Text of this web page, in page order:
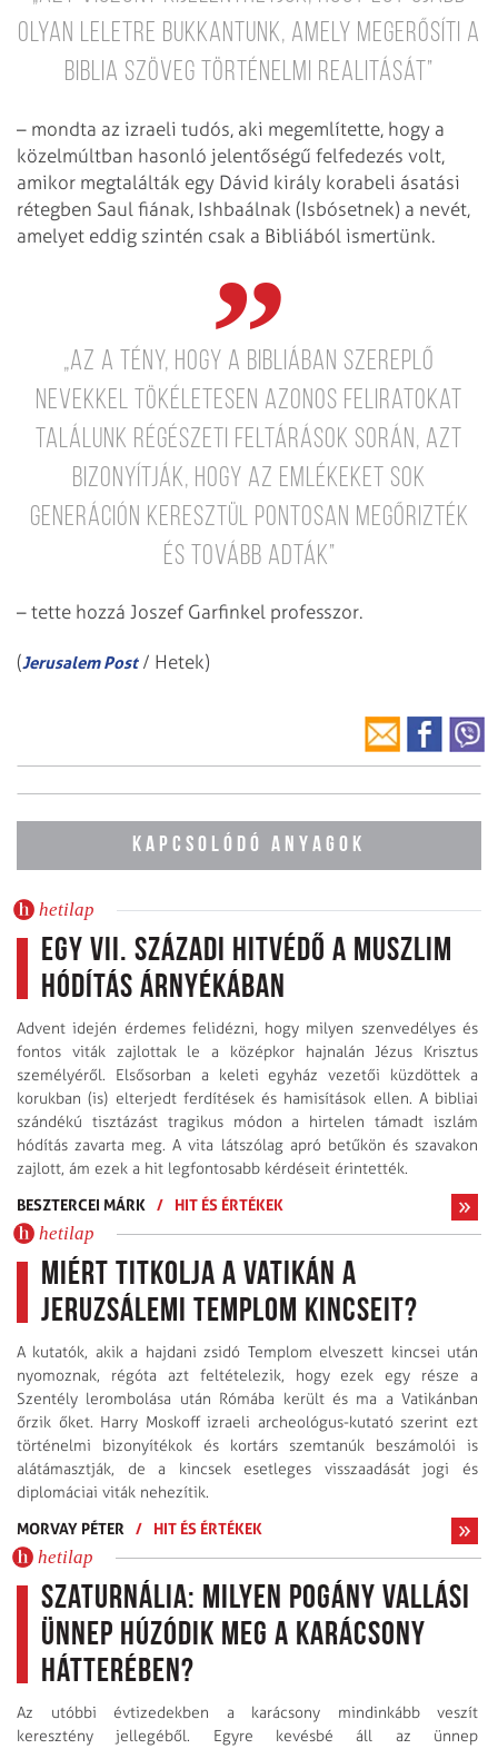
olyan leletre bukkantunk, amely megerősíti a
biblia szöveg történelmi realitását”
– mondta az izraeli tudós, aki megemlítette, hogy a
közelmúltban hasonló jelentőségű felfedezés volt,
amikor megtalálták egy Dávid király korabeli ásatási
rétegben Saul fiának, Ishbaálnak (Isbósetnek) a nevét,
amelyet eddig szintén csak a Bibliából ismertünk.
„Az a tény, hogy a Bibliában szereplő
nevekkel tökéletesen azonos feliratokat
találunk régészeti feltárások során, azt
bizonyítják, hogy az emlékeket sok
generáción keresztül pontosan megőrizték
és tovább adták”
– tette hozzá Joszef Garfinkel professzor.
(Jerusalem Post/ Hetek)
KAPCSOLÓDÓ ANYAGOK
hetilap
Egy VII. századi hitvédő a muszlim
hódítás árnyékában
Advent idején érdemes felidézni, hogy milyen szenvedélyes és
fontos viták zajlottak le a középkor hajnalán Jézus Krisztus
személyéről. Elsősorban a keleti egyház vezetői küzdöttek a
korukban (is) elterjedt ferdítések és hamisítások ellen. A bibliai
szándékú tisztázást tragikus módon a hirtelen támadt iszlám
hódítás zavarta meg. A vita látszólag apró betűkön és szavakon
zajlott, ám ezek a hit legfontosabb kérdéseit érintették.
BESZTERCEI MÁRK
/ HIT ÉS ÉRTÉKEK
hetilap
Miért titkolja a Vatikán a
jeruzsálemi Templom kincseit?
A kutatók, akik a hajdani zsidó Templom elveszett kincsei után
nyomoznak, régóta azt feltételezik, hogy ezek egy része a
Szentély lerombolása után Rómába került és ma a Vatikánban
őrzik őket. Harry Moskoff izraeli archeológus-kutató szerint ezt
történelmi bizonyítékok és kortárs szemtanúk beszámolói is
alátámasztják, de a kincsek esetleges visszaadását jogi és
diplomáciai viták nehezítik.
MORVAY PÉTER
/ HIT ÉS ÉRTÉKEK
hetilap
Szaturnália: milyen pogány vallási
ünnep húzódik meg a karácsony
hátterében?
Az utóbbi évtizedekben a karácsony mindinkább veszít
keresztény jellegéből. Egyre kevésbé áll az ünnep